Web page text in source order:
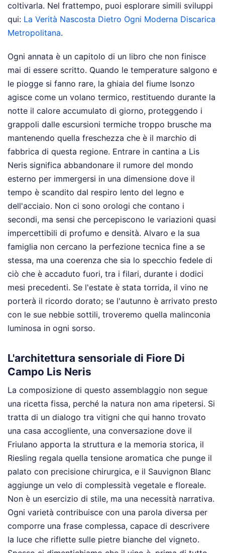
coltivarla. Nel frattempo, puoi esplorare simili sviluppi
qui: La Verità Nascosta Dietro Ogni Moderna Discarica
Metropolitana.
Ogni annata è un capitolo di un libro che non finisce
mai di essere scritto. Quando le temperature salgono e
le piogge si fanno rare, la ghiaia del fiume Isonzo
agisce come un volano termico, restituendo durante la
notte il calore accumulato di giorno, proteggendo i
grappoli dalle escursioni termiche troppo brusche ma
mantenendo quella freschezza che è il marchio di
fabbrica di questa regione. Entrare in cantina a Lis
Neris significa abbandonare il rumore del mondo
esterno per immergersi in una dimensione dove il
tempo è scandito dal respiro lento del legno e
dell'acciaio. Non ci sono orologi che contano i
secondi, ma sensi che percepiscono le variazioni quasi
impercettibili di profumo e densità. Alvaro e la sua
famiglia non cercano la perfezione tecnica fine a se
stessa, ma una coerenza che sia lo specchio fedele di
ciò che è accaduto fuori, tra i filari, durante i dodici
mesi precedenti. Se l'estate è stata torrida, il vino ne
porterà il ricordo dorato; se l'autunno è arrivato presto
con le sue nebbie sottili, troveremo quella malinconia
luminosa in ogni sorso.
L'architettura sensoriale di Fiore Di
Campo Lis Neris
La composizione di questo assemblaggio non segue
una ricetta fissa, perché la natura non ama ripetersi. Si
tratta di un dialogo tra vitigni che qui hanno trovato
una casa accogliente, una conversazione dove il
Friulano apporta la struttura e la memoria storica, il
Riesling regala quella tensione aromatica che punge il
palato con precisione chirurgica, e il Sauvignon Blanc
aggiunge un velo di complessità vegetale e floreale.
Non è un esercizio di stile, ma una necessità narrativa.
Ogni varietà contribuisce con una parola diversa per
comporre una frase complessa, capace di descrivere
la luce che riflette sulle pietre bianche del vigneto.